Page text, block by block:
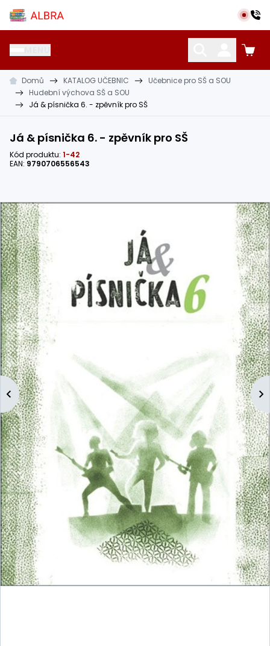
Přeskočit na hlavní obsah
Albra s.r.o.
KATALOG UČEBNIC CIZÍ JAZYKY OSTATNÍ POMŮCKY
Domů KATALOG UČEBNIC
Učebnice pro SŠ a SOU
Hudební výchova SŠ a SOU
Já & písnička 6. - zpěvník pro SŠ
Já & písnička 6. - zpěvník pro SŠ
Kód produktu: 1-42
EAN: 9790706556543